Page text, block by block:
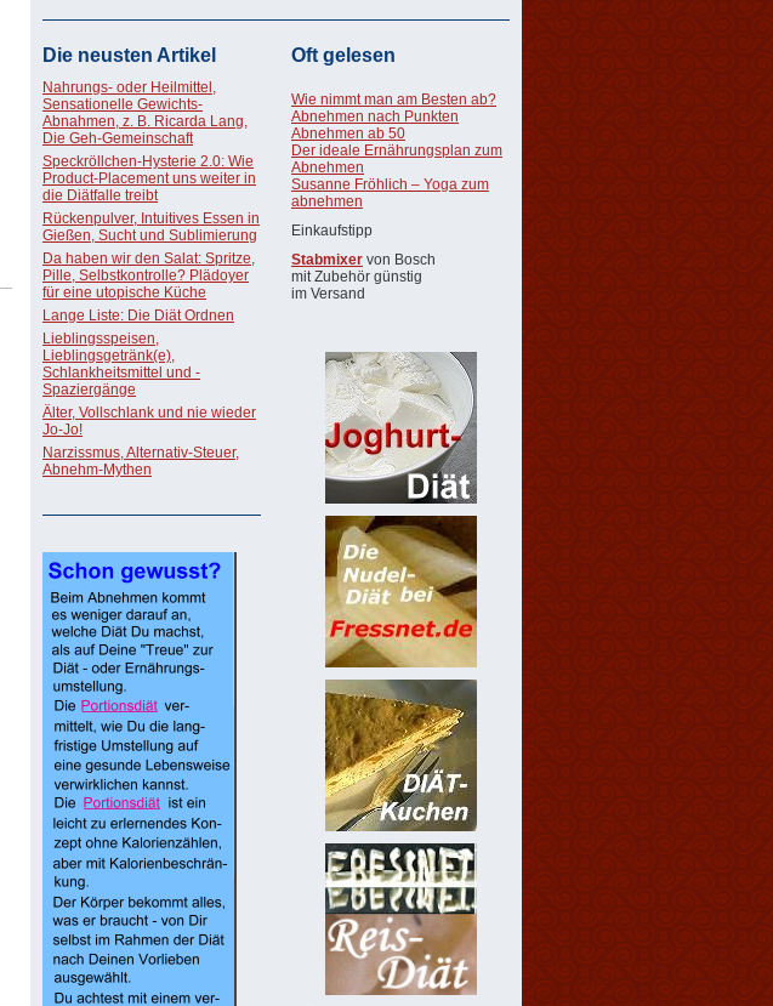
Die neusten Artikel
Nahrungs- oder Heilmittel,
Sensationelle Gewichts-
Abnahmen, z. B. Ricarda Lang,
Die Geh-Gemeinschaft
Speckröllchen-Hysterie 2.0: Wie
Product-Placement uns weiter in
die Diätfalle treibt
Rückenpulver, Intuitives Essen in
Gießen, Sucht und Sublimierung
Da haben wir den Salat: Spritze,
Pille, Selbstkontrolle? Plädoyer
für eine utopische Küche
Lange Liste: Die Diät Ordnen
Lieblingsspeisen,
Lieblingsgetränk(e),
Schlankheitsmittel und -
Spaziergänge
Älter, Vollschlank und nie wieder
Jo-Jo!
Narzissmus, Alternativ-Steuer,
Abnehm-Mythen
Oft gelesen
Wie nimmt man am Besten ab?
Abnehmen nach Punkten
Abnehmen ab 50
Der ideale Ernährungsplan zum
Abnehmen
Susanne Fröhlich – Yoga zum
abnehmen
Einkaufstipp
Stabmixer von Bosch
mit Zubehör günstig
im Versand